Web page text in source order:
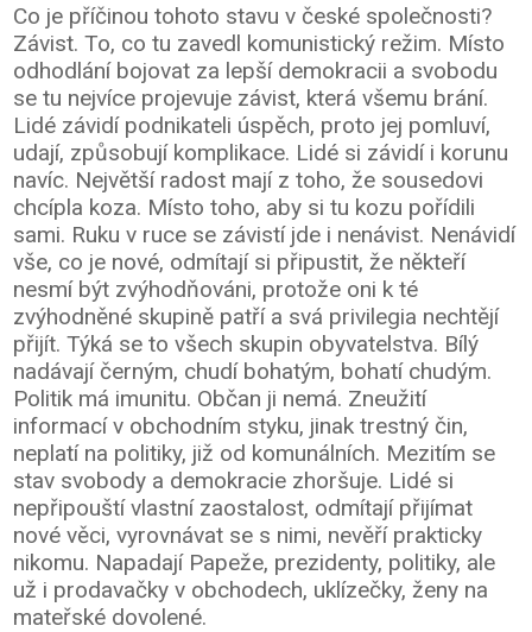
Co je příčinou tohoto stavu v české společnosti?
Závist. To, co tu zavedl komunistický režim. Místo
odhodlání bojovat za lepší demokracii a svobodu
se tu nejvíce projevuje závist, která všemu brání.
Lidé závidí podnikateli úspěch, proto jej pomluví,
udají, způsobují komplikace. Lidé si závidí i korunu
navíc. Největší radost mají z toho, že sousedovi
chcípla koza. Místo toho, aby si tu kozu pořídili
sami. Ruku v ruce se závistí jde i nenávist. Nenávidí
vše, co je nové, odmítají si připustit, že někteří
nesmí být zvýhodňováni, protože oni k té
zvýhodněné skupině patří a svá privilegia nechtějí
přijít. Týká se to všech skupin obyvatelstva. Bílý
nadávají černým, chudí bohatým, bohatí chudým.
Politik má imunitu. Občan ji nemá. Zneužití
informací v obchodním styku, jinak trestný čin,
neplatí na politiky, již od komunálních. Mezitím se
stav svobody a demokracie zhoršuje. Lidé si
nepřipouští vlastní zaostalost, odmítají přijímat
nové věci, vyrovnávat se s nimi, nevěří prakticky
nikomu. Napadají Papeže, prezidenty, politiky, ale
už i prodavačky v obchodech, uklízečky, ženy na
mateřské dovolené.